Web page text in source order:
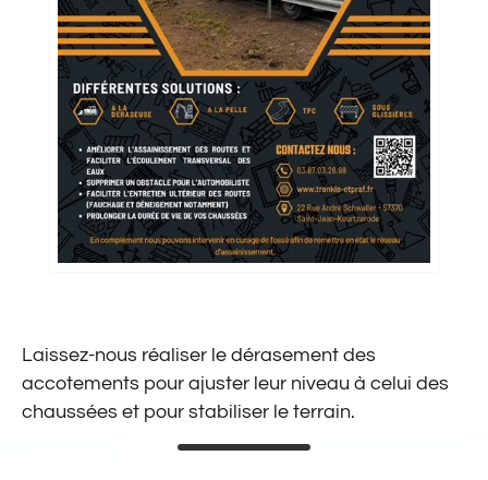
Laissez-nous réaliser le dérasement des
accotements pour ajuster leur niveau à celui des
chaussées et pour stabiliser le terrain.